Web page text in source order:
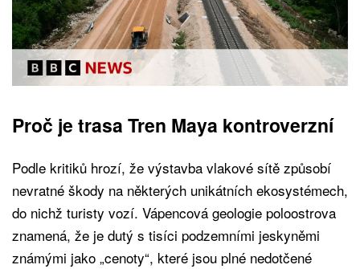
Proč je trasa Tren Maya kontroverzní
Podle kritiků hrozí, že výstavba vlakové sítě způsobí
nevratné škody na některých unikátních ekosystémech,
do nichž turisty vozí. Vápencová geologie poloostrova
znamená, že je dutý s tisíci podzemními jeskyněmi
známými jako „cenoty“, které jsou plné nedotčené